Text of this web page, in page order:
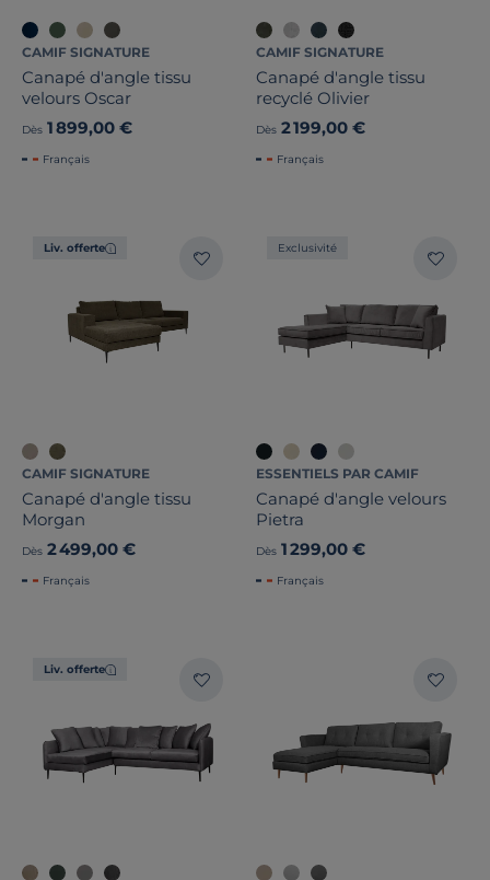
CAMIF SIGNATURE
Canapé d'angle tissu
velours Oscar
Dès 1 899,00 €
Français
CAMIF SIGNATURE
Canapé d'angle tissu
recyclé Olivier
Dès 2 199,00 €
Français
Liv. offerte
CAMIF SIGNATURE
Canapé d'angle tissu
Morgan
Dès 2 499,00 €
Français
Exclusivité
ESSENTIELS PAR CAMIF
Canapé d'angle velours
Pietra
Dès 1 299,00 €
Français
Liv. offerte